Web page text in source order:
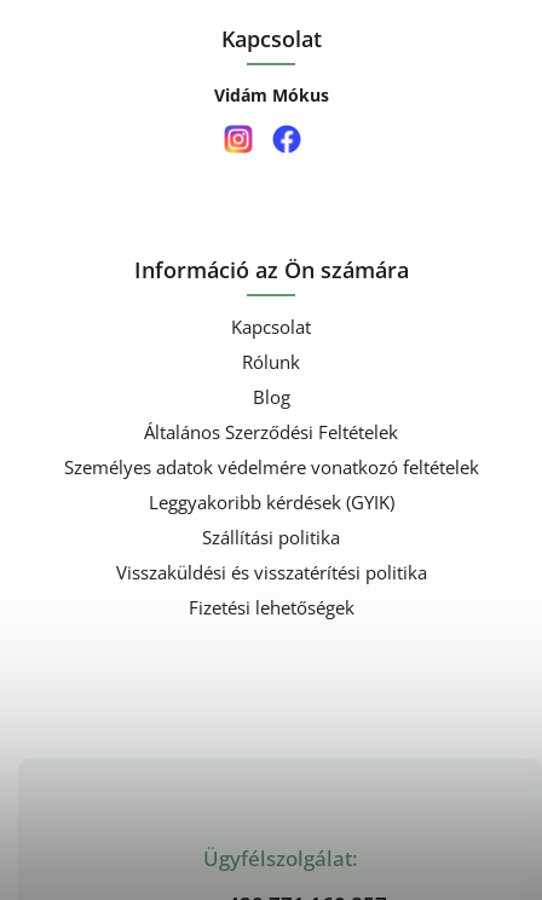
Ügyfélszolgálat:
Kapcsolat
Vidám Mókus
Információ az Ön számára
Kapcsolat
Rólunk
Blog
Általános Szerződési Feltételek
Személyes adatok védelmére vonatkozó feltételek
Leggyakoribb kérdések (GYIK)
Szállítási politika
Visszaküldési és visszatérítési politika
Fizetési lehetőségek